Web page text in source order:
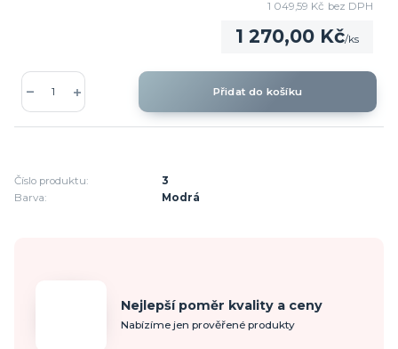
1 270,00 Kč/ks
1 049,59 Kč bez DPH
Přidat do košíku
Číslo produktu:
3
Barva:
Modrá
Nejlepší poměr kvality a ceny
Nabízíme jen prověřené produkty